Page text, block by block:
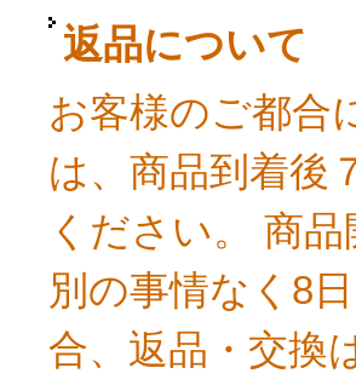
返品について
お客様のご都合
は、商品到着後
ください。 商
別の事情なく8
合、返品・交換